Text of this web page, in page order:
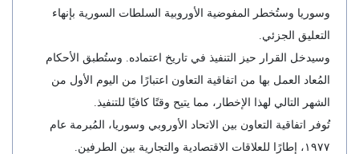
وسوريا وستُخطر المفوضية الأوروبية السلطات السورية بإنهاء
التعليق الجزئي.
وسيدخل القرار حيز التنفيذ في تاريخ اعتماده. وستُطبق الأحكام
المُعاد العمل بها من اتفاقية التعاون اعتبارًا من اليوم الأول من
الشهر التالي لهذا الإخطار، مما يتيح وقتًا كافيًا للتنفيذ.
تُوفر اتفاقية التعاون بين الاتحاد الأوروبي وسوريا، المُبرمة عام
١٩٧٧، إطارًا للعلاقات الاقتصادية والتجارية بين الطرفين.